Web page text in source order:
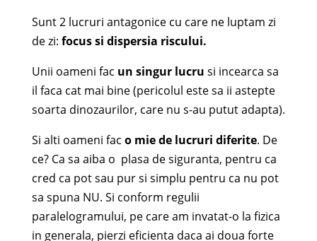
Sunt 2 lucruri antagonice cu care ne luptam zi
de zi: focus si dispersia riscului.
Unii oameni fac un singur lucru si incearca sa
il faca cat mai bine (pericolul este sa ii astepte
soarta dinozaurilor, care nu s-au putut adapta).
Si alti oameni fac o mie de lucruri diferite. De
ce? Ca sa aiba o plasa de siguranta, pentru ca
cred ca pot sau pur si simplu pentru ca nu pot
sa spuna NU. Si conform regulii
paralelogramului, pe care am invatat-o la fizica
in generala, pierzi eficienta daca ai doua forte